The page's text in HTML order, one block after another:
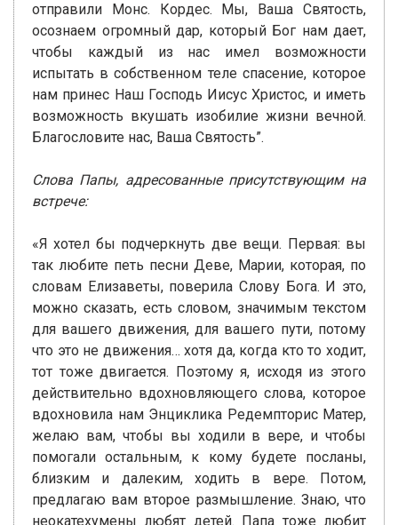
отправили Монс. Кордес. Мы, Ваша Святость,
осознаем огромный дар, который Бог нам дает,
чтобы каждый из нас имел возможности
испытать в собственном теле спасение, которое
нам принес Наш Господь Иисус Христос, и иметь
возможность вкушать изобилие жизни вечной.
Благословите нас, Ваша Святость”.
Слова Папы, адресованные присутствующим на
встрече:
«Я хотел бы подчеркнуть две вещи. Первая: вы
так любите петь песни Деве, Марии, которая, по
словам Елизаветы, поверила Слову Бога. И это,
можно сказать, есть словом, значимым текстом
для вашего движения, для вашего пути, потому
что это не движения… хотя да, когда кто то ходит,
тот тоже двигается. Поэтому я, исходя из этого
действительно вдохновляющего слова, которое
вдохновила нам Энциклика Редемпторис Матер,
желаю вам, чтобы вы ходили в вере, и чтобы
помогали остальным, к кому будете посланы,
близким и далеким, ходить в вере. Потом,
предлагаю вам второе размышление. Знаю, что
неокатехумены любят детей. Папа тоже любит